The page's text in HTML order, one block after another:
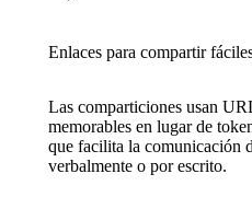
Enlaces para compartir
Las comparticiones usan
memorables en lugar de
que facilita la comunicación
verbalmente o por escrito.